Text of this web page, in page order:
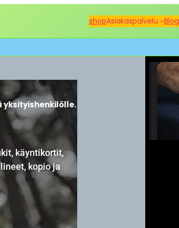
shopAsiakaspalvelu
yksityishenkilölle.
käyntikortit,
kopio ja